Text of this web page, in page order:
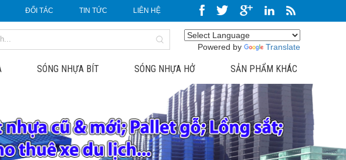
ĐỐI TÁC TIN TỨC LIÊN HỆ
Powered by Translate
SÓNG NHỰA BÍT SÓNG NHỰA HỞ SẢN PHẨM KHÁC